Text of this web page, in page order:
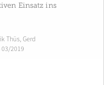
Einsatz ins
Thüs,Gerd
03/2019